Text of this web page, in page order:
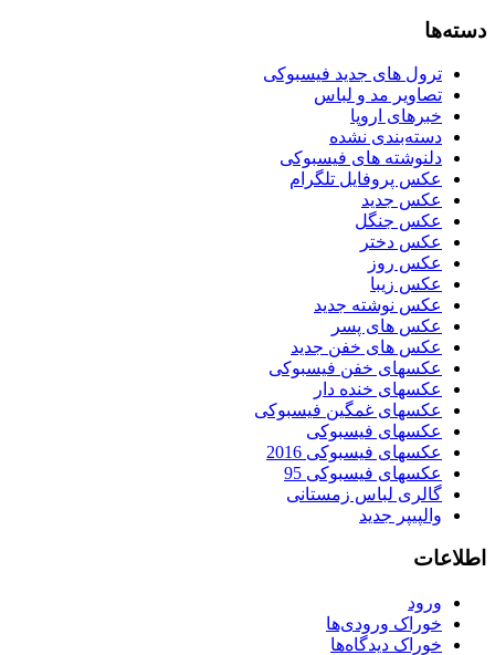
دسته‌ها
ترول های جدید فیسبوکی
تصاویر مد و لباس
خبرهای اروپا
دسته‌بندی نشده
دلنوشته های فیسبوکی
عکس پروفایل تلگرام
عکس جدید
عکس جنگل
عکس دختر
عکس روز
عکس زیبا
عکس نوشته جدید
عکس های پسر
عکس های خفن جدید
عکسهای خفن فیسبوکی
عکسهای خنده دار
عکسهای غمگین فیسبوکی
عکسهای فیسبوکی
عکسهای فیسبوکی 2016
عکسهای فیسبوکی 95
گالری لباس زمستانی
والپیپر جدید
اطلاعات
ورود
خوراک ورودی‌ها
خوراک دیدگاه‌ها